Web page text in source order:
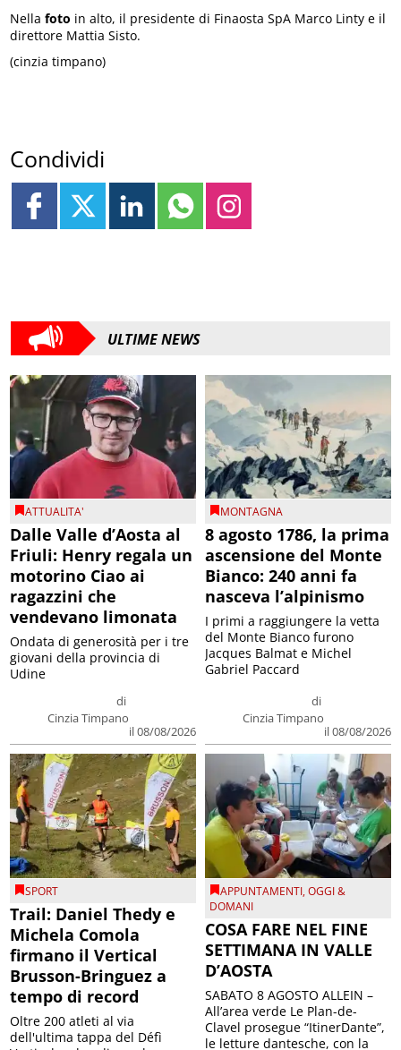
Nellafoto in alto, il presidente di Finaosta SpA Marco Linty e il
direttore Mattia Sisto.
(cinzia timpano)
Condividi
ULTIME NEWS
ATTUALITA'
Dalle Valle d’Aosta al
Friuli: Henry regala un
motorino Ciao ai
ragazzini che
vendevano limonata
di
Cinzia Timpano
il 08/08/2026
Ondata di generosità per i tre
giovani della provincia di
Udine
MONTAGNA
8 agosto 1786, la prima
ascensione del Monte
Bianco: 240 anni fa
nasceva l’alpinismo
di
Cinzia Timpano
il 08/08/2026
I primi a raggiungere la vetta
del Monte Bianco furono
Jacques Balmat e Michel
Gabriel Paccard
SPORT
Trail: Daniel Thedy e
Michela Comola
firmano il Vertical
Brusson-Bringuez a
tempo di record
Oltre 200 atleti al via
dell'ultima tappa del Défì
APPUNTAMENTI,OGGI &
DOMANI
COSA FARE NEL FINE
SETTIMANA IN VALLE
D’AOSTA
SABATO 8 AGOSTO ALLEIN –
All’area verde Le Plan-de-
Clavel prosegue “ItinerDante”,
le letture dantesche, con la